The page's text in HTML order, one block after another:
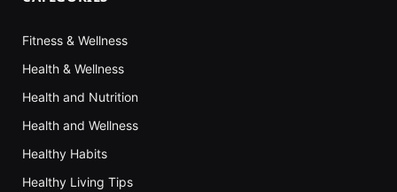
Fitness & Wellness
Health & Wellness
Health and Nutrition
Health and Wellness
Healthy Habits
Healthy Living Tips